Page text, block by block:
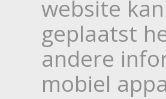
website
geplaatst
andere
mobiel